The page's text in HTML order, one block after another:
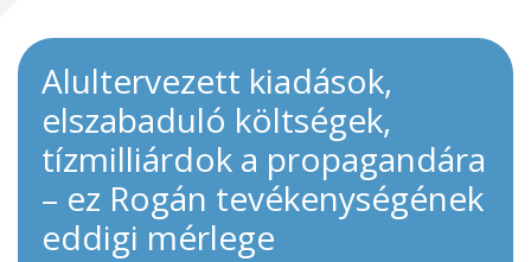
Alultervezett kiadások,
elszabaduló költségek,
tízmilliárdok a propagandára
– ez Rogán tevékenységének
eddigi mérlege